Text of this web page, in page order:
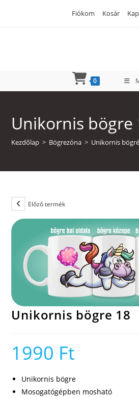
Fiókom Kosár
0
Unikornis bögre
Kezdőlap > Bögrezóna > Unikornis
Előző termék
Unikornis bögre 18
1990 Ft
Unikornis bögre
Mosogatógépben mosható